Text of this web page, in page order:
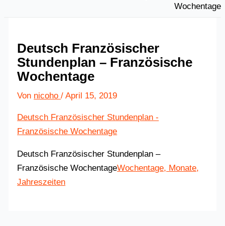
Wochentage
Deutsch Französischer
Stundenplan – Französische
Wochentage
Von nicoho/April 15, 2019
Deutsch Französischer Stundenplan -
Französische Wochentage
Deutsch Französischer Stundenplan –
Französische WochentageWochentage, Monate,
Jahreszeiten